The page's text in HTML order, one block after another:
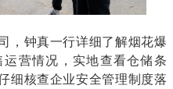
钟真一行详细了解烟花爆
营情况，实地查看仓储条
细核查企业安全管理制度落